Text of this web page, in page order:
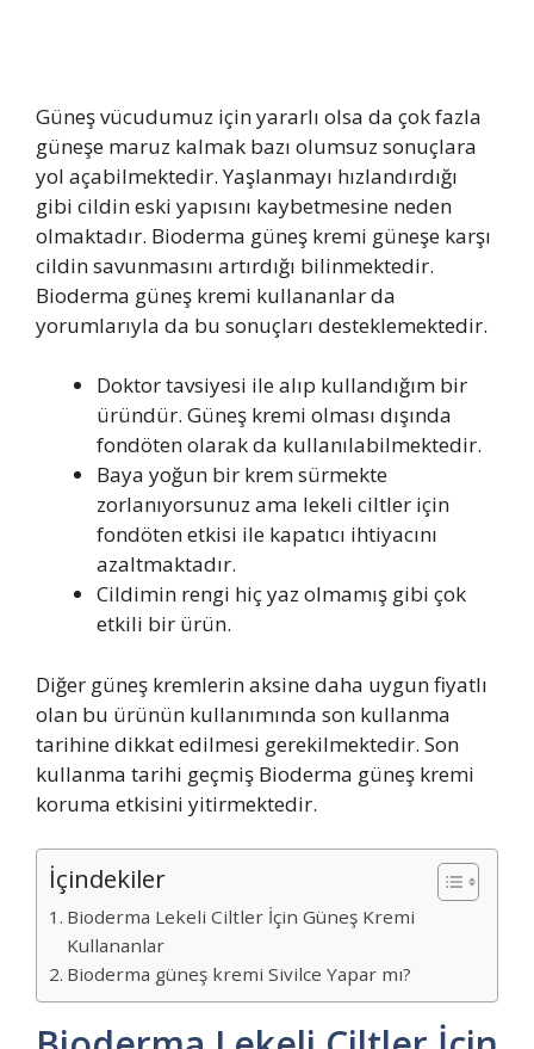
Güneş vücudumuz için yararlı olsa da çok fazla
güneşe maruz kalmak bazı olumsuz sonuçlara
yol açabilmektedir. Yaşlanmayı hızlandırdığı
gibi cildin eski yapısını kaybetmesine neden
olmaktadır. Bioderma güneş kremi güneşe karşı
cildin savunmasını artırdığı bilinmektedir.
Bioderma güneş kremi kullananlar da
yorumlarıyla da bu sonuçları desteklemektedir.
Doktor tavsiyesi ile alıp kullandığım bir
üründür. Güneş kremi olması dışında
fondöten olarak da kullanılabilmektedir.
Baya yoğun bir krem sürmekte
zorlanıyorsunuz ama lekeli ciltler için
fondöten etkisi ile kapatıcı ihtiyacını
azaltmaktadır.
Cildimin rengi hiç yaz olmamış gibi çok
etkili bir ürün.
Diğer güneş kremlerin aksine daha uygun fiyatlı
olan bu ürünün kullanımında son kullanma
tarihine dikkat edilmesi gerekilmektedir. Son
kullanma tarihi geçmiş Bioderma güneş kremi
koruma etkisini yitirmektedir.
İçindekiler
Bioderma Lekeli Ciltler İçin Güneş Kremi
Kullananlar
Bioderma güneş kremi Sivilce Yapar mı?